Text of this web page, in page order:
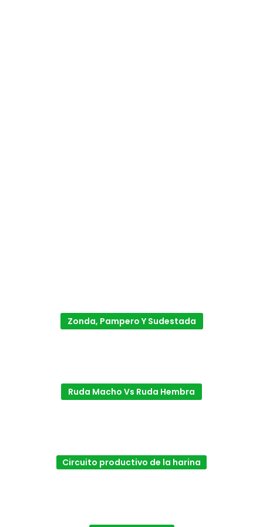
Zonda, Pampero Y Sudestada
Ruda Macho Vs Ruda Hembra
Circuito productivo de la harina